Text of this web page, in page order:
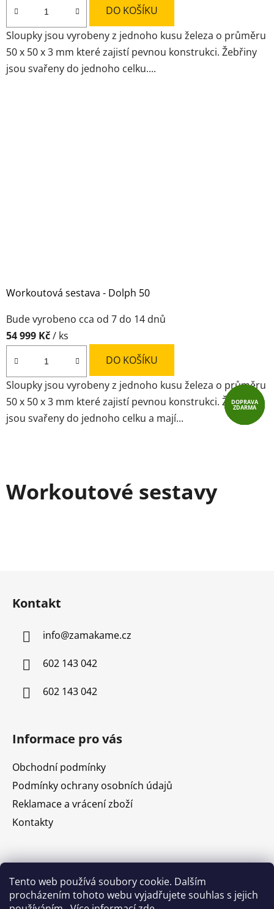
Tento web používá soubory cookie. Dalším
procházením tohoto webu vyjadřujete souhlas s jejich
DOPRAVA
ZDARMA
DOPRAVA
ZDARMA
DOPRAVA
ZDARMA
5,0
z
5
hvězdiček.
DO KOŠÍKU
Sloupky jsou vyrobeny z jednoho kusu železa o průměru
50 x 50 x 3 mm které zajistí pevnou konstrukci. Žebřiny
jsou svařeny do jednoho celku....
DOPRAVA
ZDARMA
Workoutová sestava - Dolph 50
hodnocení
produktu
5,0
z
5
hvězdiček.
Bude vyrobeno cca od 7 do 14 dnů
54 999 Kč/ ks
DO KOŠÍKU
Sloupky jsou vyrobeny z jednoho kusu železa o průměru
50 x 50 x 3 mm které zajistí pevnou konstrukci. Žebřiny
jsou svařeny do jednoho celku a mají...
Workoutové sestavy
Kontakt
info@zamakame.cz
602 143 042
602 143 042
Informace pro vás
Obchodní podmínky
Podmínky ochrany osobních údajů
Reklamace a vrácení zboží
Kontakty
Nákupní košík